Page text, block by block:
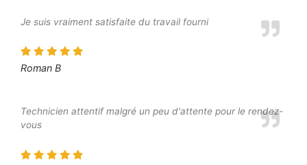
Je suis vraiment satisfaite du travail fourni
Roman B
Technicien attentif malgré un peu d'attente pour le rendez-
vous